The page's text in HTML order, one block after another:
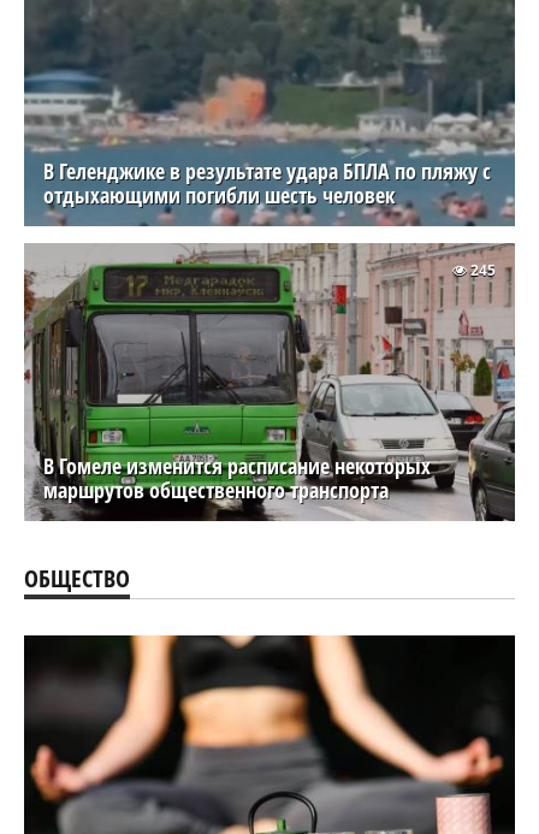
В Геленджике в результате удара БПЛА по пляжу с
отдыхающими погибли шесть человек
В Гомеле изменится расписание некоторых
маршрутов общественного транспорта
245
ОБЩЕСТВО